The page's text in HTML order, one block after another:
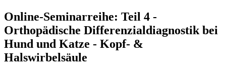
Online-Seminarreihe: Teil 4 -
Orthopädische Differenzialdiagnostik bei
Hund und Katze - Kopf- &
Halswirbelsäule